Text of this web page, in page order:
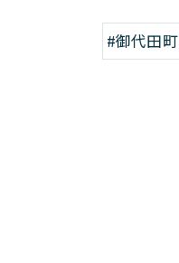
#御代田町